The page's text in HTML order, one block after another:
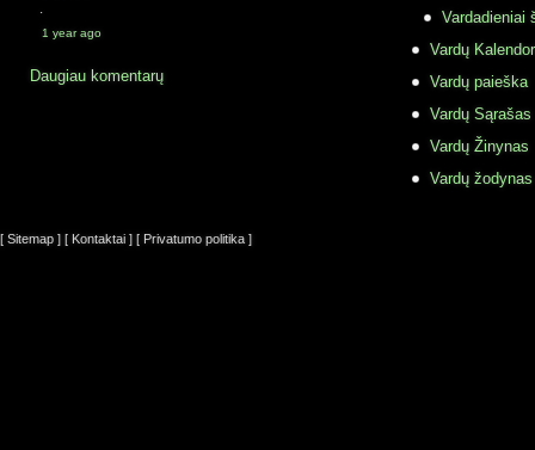
·
1 year ago
Daugiau komentarų
Vardadieniai
Vardų
Vardų paieška
Vardų Sąrašas
Vardų Žinynas
Vardų
[ Sitemap ] [ Kontaktai ] [ Privatumo politika ]